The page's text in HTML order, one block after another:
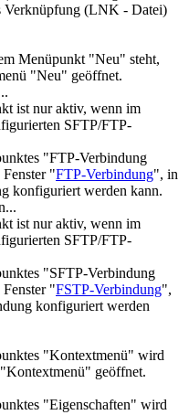
Verknüpfung (LNK - Datei)
Menüpunkt "Neu" steht,
"Neu" geöffnet.
ist nur aktiv, wenn im
SFTP/FTP-
"FTP-Verbindung
"FTP-Verbindung", in
konfiguriert werden kann.
ist nur aktiv, wenn im
SFTP/FTP-
"SFTP-Verbindung
"FSTP-Verbindung",
konfiguriert werden
"Kontextmenü" wird
geöffnet.
"Eigenschaften" wird